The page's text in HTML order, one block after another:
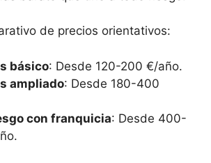
de precios orientativos:
básico: Desde 120-200 €/año.
ampliado: Desde 180-400
con franquicia: Desde 400-